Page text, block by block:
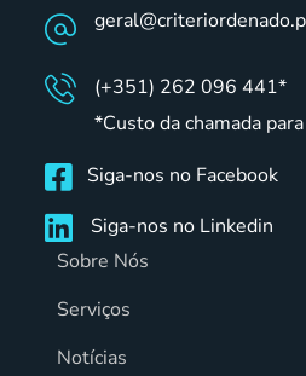
(+351) 262 096 441*
*Custo da chamada
Siga-nos no Facebook
Siga-nos no Linkedin
Sobre Nós
Serviços
Notícias